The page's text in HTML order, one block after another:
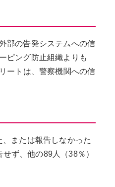
部の告発システムへの信
ピング防止組織よりも
ートは、警察機関への信
または報告しなかった
ず、他の89人（38％）